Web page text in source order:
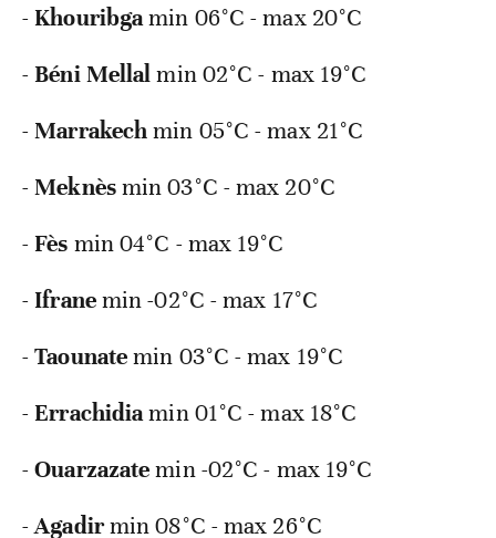
-Khouribgamin 06°C - max 20°C
-Béni Mellalmin 02°C - max 19°C
-Marrakechmin 05°C - max 21°C
-Meknèsmin 03°C - max 20°C
-Fès min04°C - max 19°C
-Ifranemin -02°C - max 17°C
-Taounatemin 03°C - max 19°C
-Errachidiamin 01°C - max 18°C
-Ouarzazatemin -02°C - max 19°C
-Agadirmin 08°C - max 26°C